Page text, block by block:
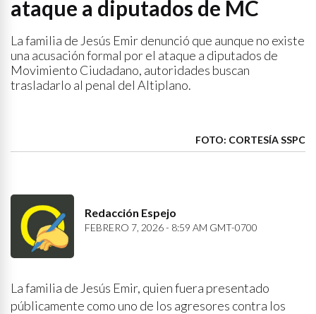
ataque a diputados de MC
La familia de Jesús Emir denunció que aunque no existe
una acusación formal por el ataque a diputados de
Movimiento Ciudadano, autoridades buscan
trasladarlo al penal del Altiplano.
FOTO: CORTESÍA SSPC
Redacción Espejo
FEBRERO 7, 2026 - 8:59 AM GMT-0700
La familia de Jesús Emir, quien fuera presentado
públicamente como uno de los agresores contra los